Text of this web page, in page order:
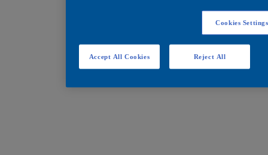
Cookies Settings
Reject All
Accept All Cookies